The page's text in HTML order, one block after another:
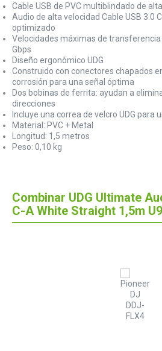
Cable USB de PVC multiblindado de
Audio de alta velocidad Cable USB 3.0
optimizado
Velocidades máximas de
Gbps
Diseño ergonómico UDG
Construido con conectores chapados
corrosión para una señal óptima
Dos bobinas de ferrita: ayudan a
direcciones
Incluye una correa de velcro UDG para
Material: PVC + Metal
Longitud: 1,5 metros
Peso: 0,10 kg
Combinar UDG Ultimate
C-A White Straight 1,5m